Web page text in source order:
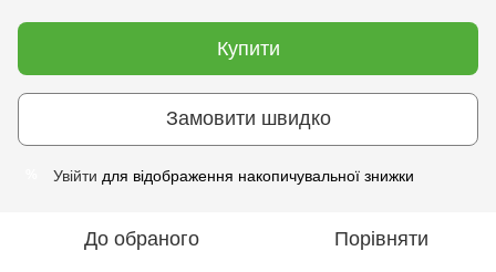
Купити
Замовити швидко
Увійти для відображення накопичувальної знижки
До обраного Порівняти